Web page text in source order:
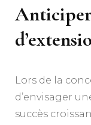
Lors de la
d’envisager
succès